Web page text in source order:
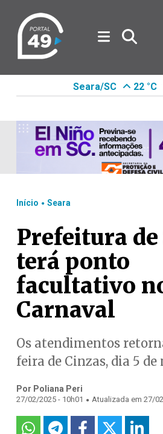
Seara/SC 22 °C
Início . Seara
Prefeitura de
terá ponto
facultativo
Carnaval
Os atendimentos
feira de Cinzas, dia 5 de
Por Poliana Peri
27/02/2025 - 10h01 . Atualizada em 27/